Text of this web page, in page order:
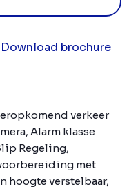
Download brochure
verkeer
Alarm klasse
Regeling,
met
hoogte verstelbaar,